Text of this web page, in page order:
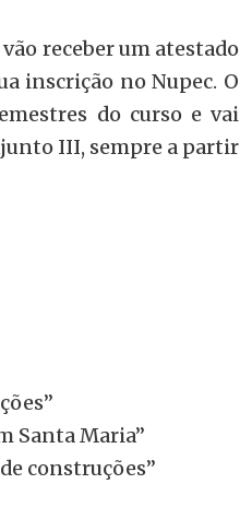
receber um atestado
inscrição no Nupec. O
do curso e vai
III, sempre a partir
Santa Maria”
construções”